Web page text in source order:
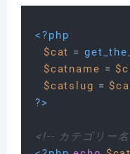
<?php
$cat =
$catname =
$catslug =
?>
<!-- カテゴリー